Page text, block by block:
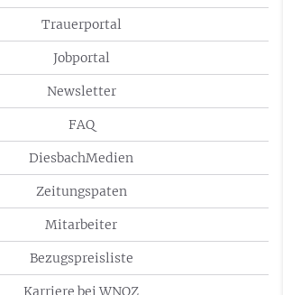
Trauerportal
Jobportal
Newsletter
FAQ
DiesbachMedien
Zeitungspaten
Mitarbeiter
Bezugspreisliste
Karriere bei WNOZ